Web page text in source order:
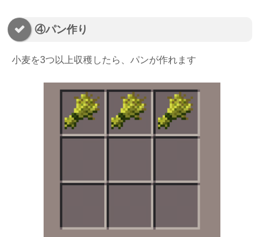
④パン作り
小麦を3つ以上収穫したら、パンが作れます